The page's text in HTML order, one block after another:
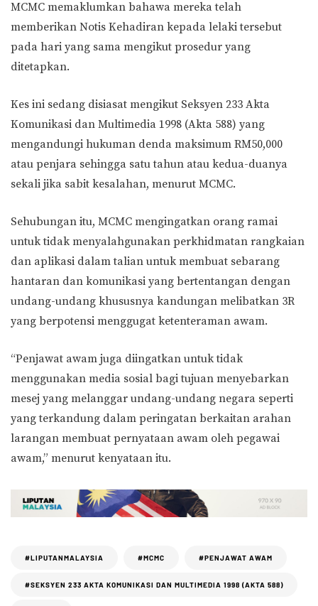
MCMC memaklumkan bahawa mereka telah
memberikan Notis Kehadiran kepada lelaki tersebut
pada hari yang sama mengikut prosedur yang
ditetapkan.
Kes ini sedang disiasat mengikut Seksyen 233 Akta
Komunikasi dan Multimedia 1998 (Akta 588) yang
mengandungi hukuman denda maksimum RM50,000
atau penjara sehingga satu tahun atau kedua-duanya
sekali jika sabit kesalahan, menurut MCMC.
Sehubungan itu, MCMC mengingatkan orang ramai
untuk tidak menyalahgunakan perkhidmatan rangkaian
dan aplikasi dalam talian untuk membuat sebarang
hantaran dan komunikasi yang bertentangan dengan
undang-undang khususnya kandungan melibatkan 3R
yang berpotensi menggugat ketenteraman awam.
“Penjawat awam juga diingatkan untuk tidak
menggunakan media sosial bagi tujuan menyebarkan
mesej yang melanggar undang-undang negara seperti
yang terkandung dalam peringatan berkaitan arahan
larangan membuat pernyataan awam oleh pegawai
awam,” menurut kenyataan itu.
#LIPUTANMALAYSIA #MCMC #PENJAWAT AWAM
#SEKSYEN 233 AKTA KOMUNIKASI DAN MULTIMEDIA 1998 (AKTA 588)